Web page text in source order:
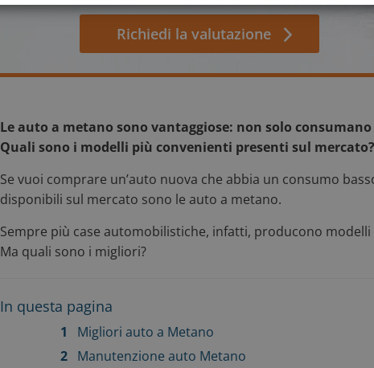
Richiedi la valutazione
Le auto a metano sono vantaggiose: non solo
Quali sono i modelli più convenienti presenti sul mercato?
Se vuoi comprare un’auto nuova che abbia un consumo
disponibili sul mercato sono le auto a metano.
Sempre più case automobilistiche, infatti, producono
Ma quali sono i migliori?
In questa pagina
Migliori auto a Metano
Manutenzione auto Metano